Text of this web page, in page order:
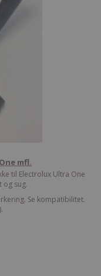
mfl.
til Electrolux Ultra One
sug.
Se kompatibilitet.